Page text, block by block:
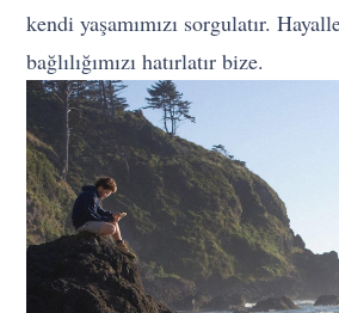
kendi yaşamımızı sorgulatır.
bağlılığımızı hatırlatır bize.